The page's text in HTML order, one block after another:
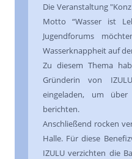
Die Veranstaltung
Motto “Wasser ist
Jugendforums
Wasserknappheit auf
Zu diesem Thema
Gründerin von
eingeladen, um
berichten.
Anschließend rocken
Halle. Für diese
IZULU verzichten die